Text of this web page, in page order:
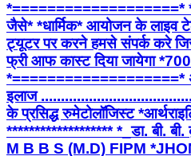
*===================*
जैसे* *धार्मिक* आयोजन के लाइव
ट्यूटर पर करने हमसे संपर्क करे
फ्री आफ कास्ट दिया जायेगा
*===================*
इलाज
के प्रसिद्ध रुमेटोलॉजिस्ट
******************* *_डा. बी.
M B B S (M.D) FIPM